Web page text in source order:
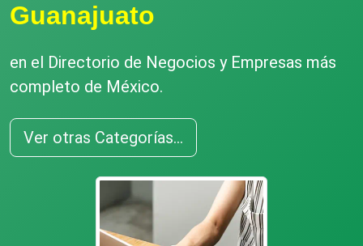
Guanajuato
en el Directorio de Negocios y Empresas más
completo de México.
Ver otras Categorías...